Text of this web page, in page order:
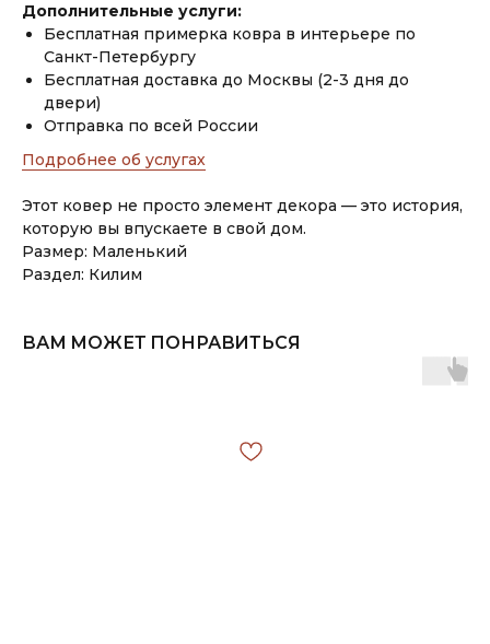
Дополнительные услуги:
Бесплатная примерка ковра в интерьере по
Санкт-Петербургу
Бесплатная доставка до Москвы (2-3 дня до
двери)
Отправка по всей России
Подробнее об услугах
Этот ковер не просто элемент декора — это история,
которую вы впускаете в свой дом.
Размер: Маленький
Раздел: Килим
ВАМ МОЖЕТ ПОНРАВИТЬСЯ